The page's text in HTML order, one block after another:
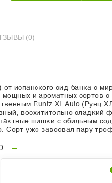
ОТЗЫВЫ (0)
испанского сид-банка с
и ароматных сортов
Runtz XL Auto (Рунц
восхитительно сладкий
шишки с обильным
Сорт уже завоевал пару